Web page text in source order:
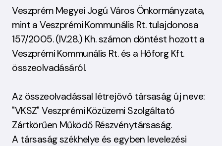
Veszprém Megyei Jogú Város Önkormányzata,
mint a Veszprémi Kommunális Rt. tulajdonosa
157/2005. (IV.28.) Kh. számon döntést hozott a
Veszprémi Kommunális Rt. és a Hőforg Kft.
összeolvadásáról.
Az összeolvadással létrejövő társaság új neve:
"VKSZ" Veszprémi Közüzemi Szolgáltató
Zártkörűen Működő Részvénytársaság.
A társaság székhelye és egyben levelezési